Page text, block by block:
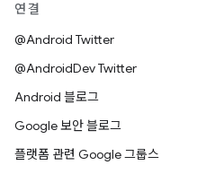
연결
@Android Twitter
@AndroidDev Twitter
Android 블로그
Google 보안 블로그
플랫폼 관련 Google 그룹스